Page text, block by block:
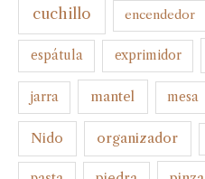
cuchillo encendedor
espátula exprimidor
jarra mantel mesa
Nido organizador